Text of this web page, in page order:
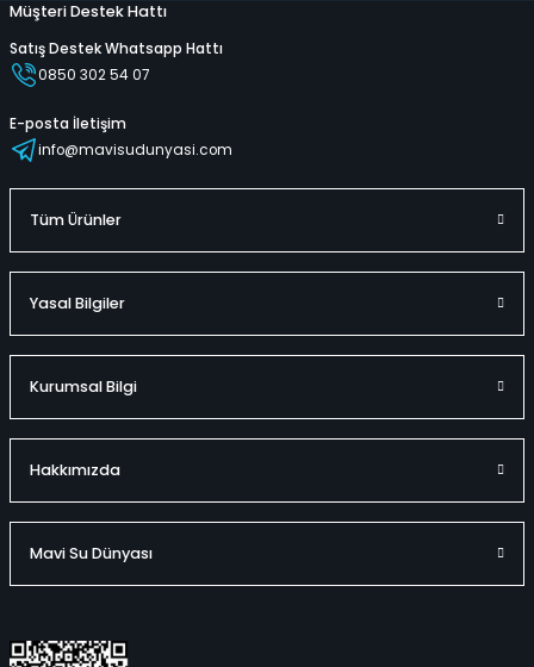
Müşteri Destek Hattı
Satış Destek Whatsapp Hattı
0850 302 54 07
E-posta İletişim
info@mavisudunyasi.com
Tüm Ürünler
Yasal Bilgiler
Kurumsal Bilgi
Hakkımızda
Mavi Su Dünyası